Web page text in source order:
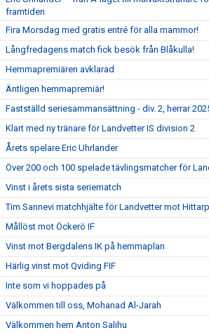
framtiden
Fira Morsdag med gratis entré för alla mammor!
Långfredagens match fick besök från Blåkulla!
Hemmapremiären avklarad
Äntligen hemmapremiär!
Fastställd seriesammansättning - div. 2, herrar
Klart med ny tränare för Landvetter IS division 2
Årets spelare Eric Uhrlander
Över 200 och 100 spelade tävlingsmatcher för
Vinst i årets sista seriematch
Tim Sannevi matchhjälte för Landvetter mot Hittarp
Mållöst mot Öckerö IF
Vinst mot Bergdalens IK på hemmaplan
Härlig vinst mot Qviding FIF
Inte som vi hoppades på
Välkommen till oss, Mohanad Al-Jarah
Välkommen hem Anton Salihu